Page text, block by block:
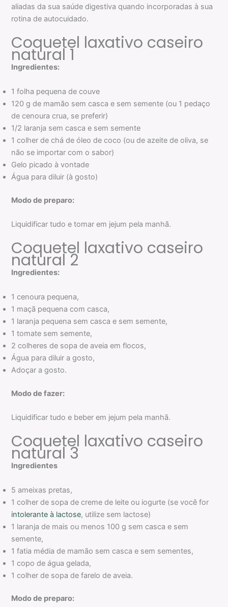
aliadas da sua saúde digestiva quando incorporadas à sua
rotina de autocuidado.
Coquetel laxativo caseiro
natural 1
Ingredientes:
1 folha pequena de couve
120 g de mamão sem casca e sem semente (ou 1 pedaço
de cenoura crua, se preferir)
1/2 laranja sem casca e sem semente
1 colher de chá de óleo de coco (ou de azeite de oliva, se
não se importar com o sabor)
Gelo picado à vontade
Água para diluir (à gosto)
Modo de preparo:
Liquidificar tudo e tomar em jejum pela manhã.
Coquetel laxativo caseiro
natural 2
Ingredientes:
1 cenoura pequena,
1 maçã pequena com casca,
1 laranja pequena sem casca e sem semente,
1 tomate sem semente,
2 colheres de sopa de aveia em flocos,
Água para diluir a gosto,
Adoçar a gosto.
Modo de fazer:
Liquidificar tudo e beber em jejum pela manhã.
Coquetel laxativo caseiro
natural 3
Ingredientes
5 ameixas pretas,
1 colher de sopa de creme de leite ou iogurte (se você for
intolerante à lactose, utilize sem lactose)
1 laranja de mais ou menos 100 g sem casca e sem
semente,
1 fatia média de mamão sem casca e sem sementes,
1 copo de água gelada,
1 colher de sopa de farelo de aveia.
Modo de preparo: